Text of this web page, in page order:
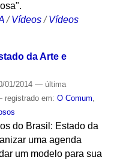
/Vídeos /Vídeos
da Arte e
01/2014 — última
registrado em: O Comum,
do Brasil: Estado da
uma agenda
um modelo para sua